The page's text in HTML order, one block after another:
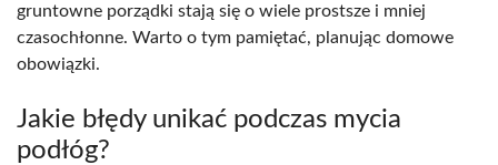
gruntowne porządki stają się o wiele prostsze i mniej
czasochłonne. Warto o tym pamiętać, planując domowe
obowiązki.
Jakie błędy unikać podczas mycia
podłóg?